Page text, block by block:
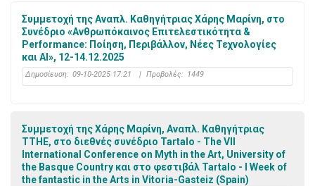
Συμμετοχή της Αναπλ. Καθηγήτριας Χάρης Μαρίνη, στο
Συνέδριο «Ανθρωπόκαινος Επιτελεστικότητα &
Performance: Ποίηση, Περιβάλλον, Νέες Τεχνολογίες
και AI», 12-14.12.2025
Δημοσίευση: 09-10-2025 17:21 | Προβολές: 1449
Συμμετοχή της Χάρης Μαρίνη, Αναπλ. Καθηγήτριας
ΤΤΗΕ, στo διεθνές συνέδριο Tartalo - The VII
International Conference on Myth in the Art, University of
the Basque Country και στο φεστιβάλ Tartalo - I Week of
the fantastic in the Arts in Vitoria-Gasteiz (Spain)